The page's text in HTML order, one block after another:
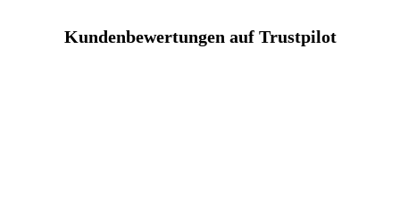
Kundenbewertungen auf Trustpilot